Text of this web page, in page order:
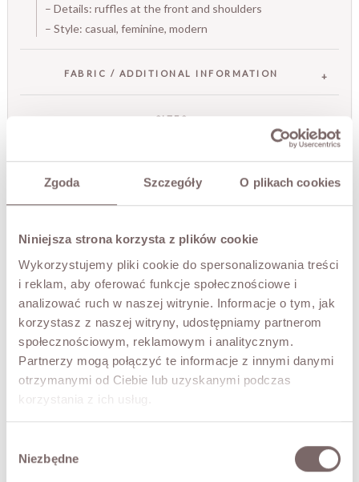
Zgoda Szczegóły O plikach cookies
Niniejsza strona korzysta z plików cookie
Wykorzystujemy pliki cookie do spersonalizowania treści
i reklam, aby oferować funkcje społecznościowe i
analizować ruch w naszej witrynie. Informacje o tym, jak
korzystasz z naszej witryny, udostępniamy partnerom
społecznościowym, reklamowym i analitycznym.
Partnerzy mogą połączyć te informacje z innymi danymi
otrzymanymi od Ciebie lub uzyskanymi podczas
korzystania z ich usług.
zgody
Niezbędne
– Details: ruffles at the front and shoulders
– Style: casual, feminine, modern
FABRIC / ADDITIONAL INFORMATION
SIZES
RETURNS
COMPLETE THE LOOK
56007 Relaxed Jeans Cream
249,00 zł